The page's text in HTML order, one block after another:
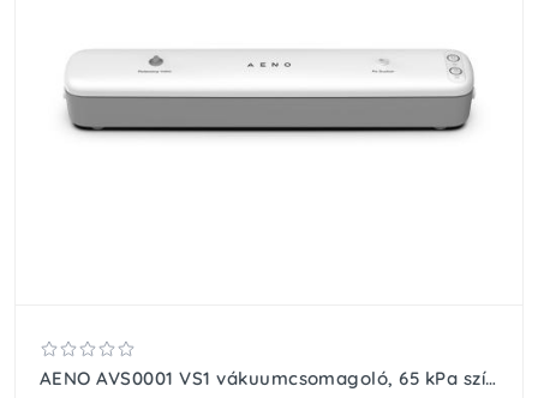
AENO AVS0001 VS1 vákuumcsomagoló, 65 kPa szívóteljesítmény, 4,5 liter/perc teljesítmény, 180 °C-os fűtési hőmérséklet, 30 cm-es maximum szélesség